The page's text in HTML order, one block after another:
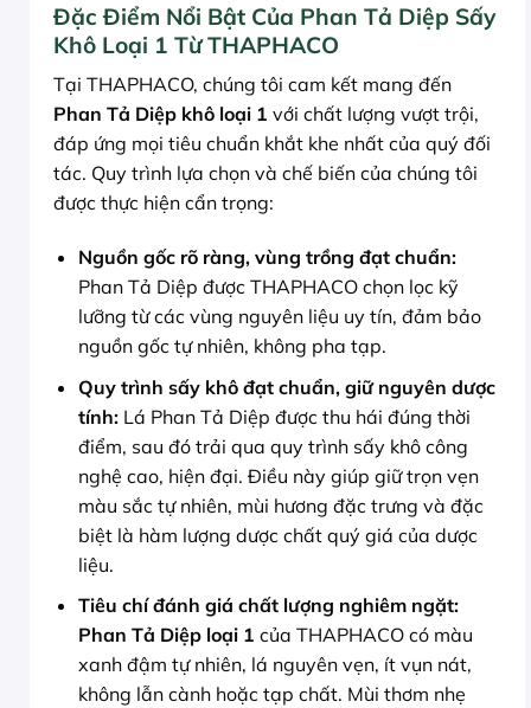
Đặc Điểm Nổi Bật Của Phan Tả Diệp Sấy
Khô Loại 1 Từ THAPHACO
Tại THAPHACO, chúng tôi cam kết mang đến
Phan Tả Diệp khô loại 1 với chất lượng vượt trội,
đáp ứng mọi tiêu chuẩn khắt khe nhất của quý đối
tác. Quy trình lựa chọn và chế biến của chúng tôi
được thực hiện cẩn trọng:
Nguồn gốc rõ ràng, vùng trồng đạt chuẩn:
Phan Tả Diệp được THAPHACO chọn lọc kỹ
lưỡng từ các vùng nguyên liệu uy tín, đảm bảo
nguồn gốc tự nhiên, không pha tạp.
Quy trình sấy khô đạt chuẩn, giữ nguyên dược
tính:Lá Phan Tả Diệp được thu hái đúng thời
điểm, sau đó trải qua quy trình sấy khô công
nghệ cao, hiện đại. Điều này giúp giữ trọn vẹn
màu sắc tự nhiên, mùi hương đặc trưng và đặc
biệt là hàm lượng dược chất quý giá của dược
liệu.
Tiêu chí đánh giá chất lượng nghiêm ngặt:
Phan Tả Diệp loại 1 của THAPHACO có màu
xanh đậm tự nhiên, lá nguyên vẹn, ít vụn nát,
không lẫn cành hoặc tạp chất. Mùi thơm nhẹ